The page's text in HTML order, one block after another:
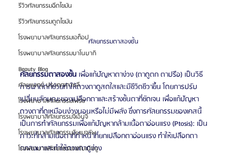
รีวิวศัลยกรรมฉีดไขมัน
รีวิวศัลยกรรมดูดไขมัน
โรงพยาบาลศัลยกรรมเอท็อป
โรงพยาบาลศัลยกรรมบาโนบากิ
Beauty Blog
ศัลยแพทย์ ประเทศเกาหลี
โรงพยาบาลศัลยกรรมเฟรช
โรงพยาบาลศัลยกรรมจีเอ็นจี
โรงพยาบาลศัลยกรรมอิมเมจอัพ
โรงพยาบาลศัลยกรรมเจดับเบิลยู
ศัลยกรรมตาสองชั้น
ศัลยกรรมตาสองชั้น เพื่อแก้ปัญหาตาง่วง (ตาดูตก ตาปรือ) เป็นวิธี
การผ่าตัดที่ช่วยทำให้ดวงตาดูสดใสและมีชีวิตชีวาขึ้น โดยการปรับ
เปลี่ยนลักษณะของเปลือกตาและสร้างชั้นตาที่ชัดเจน เพื่อแก้ปัญหา
ดวงตาที่ดูเหมือนง่วงนอนหรือไม่มีพลัง ซึ่งการศัลยกรรมของเคสนี้
เป็นการทำศัลยกรรมเพื่อแก้ปัญหากล้ามเนื้อตาอ่อนแรง (Ptosis): เป็น
ภาวะที่กล้ามเนื้อตาที่ทำหน้าที่ยกเปลือกตาอ่อนแรง ทำให้เปลือกตา
ตกลงมาและทำให้ดวงตาดูง่วง